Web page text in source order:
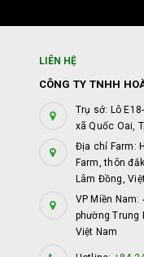
LIÊN HỆ
CÔNG TY TNHH
Trụ sở: Lô
xã Quốc Oai,
Địa chỉ Farm:
Farm, thôn
Lâm Đồng,
VP Miền
phường Trung
Việt Nam